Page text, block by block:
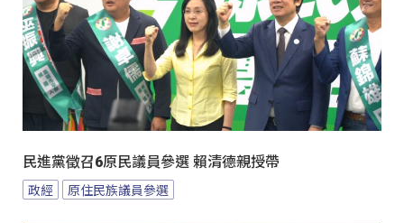
民進黨徵召6原民議員參選 賴清德親授帶
政經 原住民族議員參選